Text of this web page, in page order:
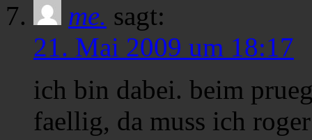
me. sagt:
21. Mai 2009 um 18:17
ich bin dabei. beim
faellig, da muss ich